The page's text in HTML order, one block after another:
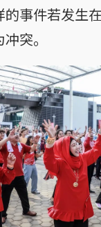
事件若发生
突。